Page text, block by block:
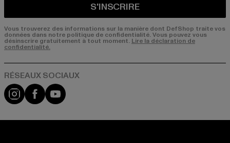
S'INSCRIRE
Vous trouverez des informations sur la manière dont DefShop traite vos
données dans notre politique de confidentialité. Vous pouvez vous
désinscrire gratuitement à tout moment. Lire la déclaration de
confidentialité.
Visit our Instagram page:
Visit our Facebook page:
Visit our YouTube channel: